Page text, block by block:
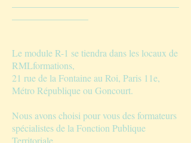
Le module R-1 se tiendra dans les locaux de
RMLformations,
21 rue de la Fontaine au Roi, Paris 11e,
Métro République ou Goncourt.
Nous avons choisi pour vous des formateurs
spécialistes de la Fonction Publique
Territoriale